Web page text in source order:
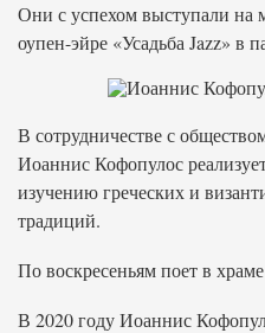
Они с успехом выступали
оупен-эйре «Усадьба Jazz» в
В сотрудничестве с
Иоаннис Кофопулос
изучению греческих и
традиций.
По воскресеньям поет в
В 2020 году Иоаннис